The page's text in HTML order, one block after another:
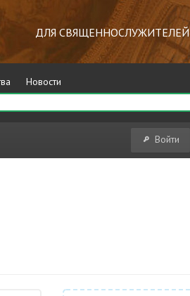
ДЛЯ СВЯЩЕННОСЛУЖИТЕЛЕЙ
Новости
Войти